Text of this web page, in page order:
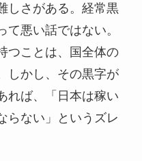
しさがある。経常黒
悪い話ではない。
つことは、国全体の
しかし、その黒字が
れば、「日本は稼い
らない」というズレ